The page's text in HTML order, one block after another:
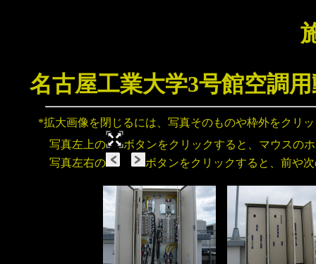
名古屋工業大学3号館空調
*拡大画像を閉じるには、写真そのものや枠外をクリ
写真左上の
ボタンをクリックすると、マウスの
写真左右の
ボタンをクリックすると、前や